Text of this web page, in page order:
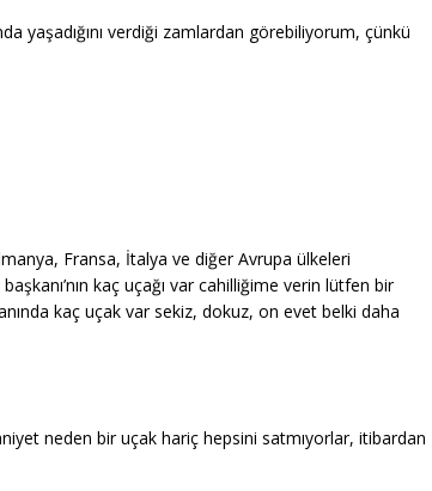
yaşadığını verdiği zamlardan görebiliyorum, çünkü
Fransa, İtalya ve diğer Avrupa ülkeleri
kaç uçağı var cahilliğime verin lütfen bir
kaç uçak var sekiz, dokuz, on evet belki daha
neden bir uçak hariç hepsini satmıyorlar, itibardan